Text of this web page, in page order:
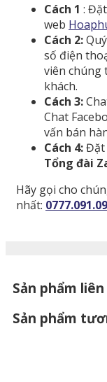
Cách 1 :
web
Cách 2:
số điện
viên chúng
khách.
Cách 3:
Chat
vấn bán
Cách 4:Đặt
Tổng đài
Hãy gọi cho
nhất:
Sản phẩm
Sản phẩm